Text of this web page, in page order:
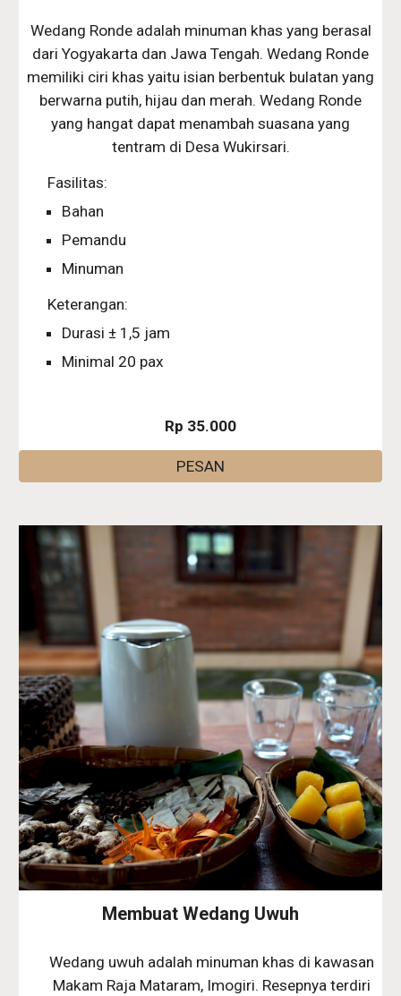
Wedang Ronde adalah minuman khas yang berasal
dari Yogyakarta dan Jawa Tengah. Wedang Ronde
memiliki ciri khas yaitu isian berbentuk bulatan yang
berwarna putih, hijau dan merah. Wedang Ronde
yang hangat dapat menambah suasana yang
tentram di Desa Wukirsari.
Fasilitas:
Bahan
Pemandu
Minuman
Keterangan:
Durasi ± 1,5 jam
Minimal 20 pax
Rp 35.000
PESAN
Membuat Wedang Uwuh
Wedang uwuh adalah minuman khas di kawasan
Makam Raja Mataram, Imogiri. Resepnya terdiri